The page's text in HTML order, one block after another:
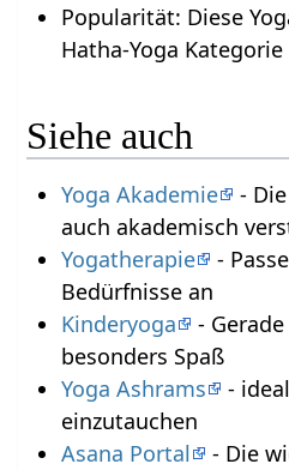
Popularität: Diese
Hatha-Yoga Kategorie
Siehe auch
Yoga Akademie
-
auch akademisch
Yogatherapie
-
Bedürfnisse an
Kinderyoga
-
besonders Spaß
Yoga Ashrams
-
einzutauchen
Asana Portal
- Die